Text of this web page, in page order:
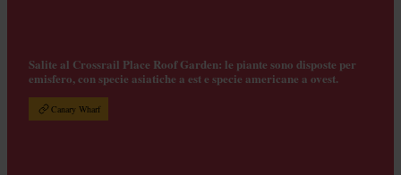
Salite al Crossrail Place Roof Garden: le piante sono disposte per
emisfero, con specie asiatiche a est e specie americane a ovest.
Canary Wharf